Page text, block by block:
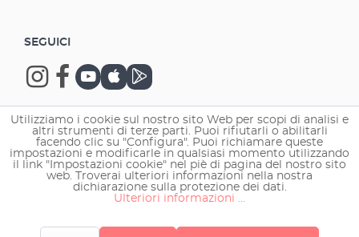
SEGUICI
Copyright © 2026 EHEIM GmbH & Co. KG.
Utilizziamo i cookie sul nostro sito Web per scopi di analisi e
altri strumenti di terze parti. Puoi rifiutarli o abilitarli
facendo clic su "Configura". Puoi richiamare queste
impostazioni e modificarle in qualsiasi momento utilizzando
il link "Impostazioni cookie" nel piè di pagina del nostro sito
web. Troverai ulteriori informazioni nella nostra
dichiarazione sulla protezione dei dati.
Ulteriori informazioni ...